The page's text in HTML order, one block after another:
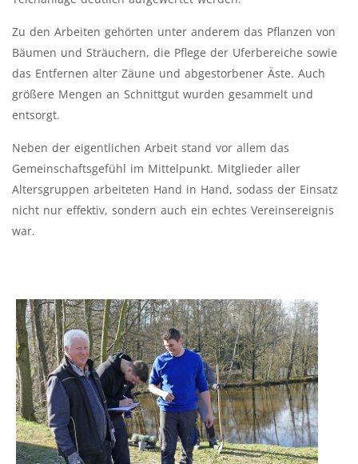
Zu den Arbeiten gehörten unter anderem das Pflanzen von
Bäumen und Sträuchern, die Pflege der Uferbereiche sowie
das Entfernen alter Zäune und abgestorbener Äste. Auch
größere Mengen an Schnittgut wurden gesammelt und
entsorgt.
Neben der eigentlichen Arbeit stand vor allem das
Gemeinschaftsgefühl im Mittelpunkt. Mitglieder aller
Altersgruppen arbeiteten Hand in Hand, sodass der Einsatz
nicht nur effektiv, sondern auch ein echtes Vereinsereignis
war.